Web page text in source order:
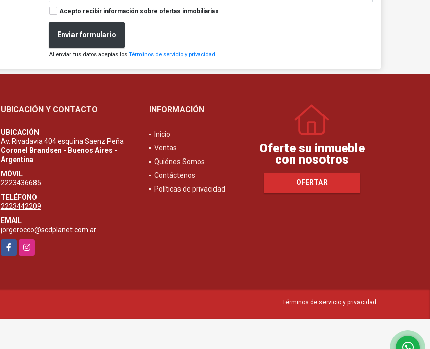
Acepto recibir información sobre ofertas inmobiliarias
Enviar formulario
Al enviar tus datos aceptas losTérminos de servicio y privacidad
UBICACIÓN Y CONTACTO
UBICACIÓN
Av. Rivadavia 404 esquina Saenz Peña
Coronel Brandsen - Buenos Aires -
Argentina
MÓVIL
2223436685
TELÉFONO
2223442209
EMAIL
jorgerocco@scdplanet.com.ar
FacebookInstagram
INFORMACIÓN
Inicio
Ventas
Quiénes Somos
Contáctenos
Políticas de privacidad
Oferte su inmueble
con nosotros
OFERTAR
Términos de servicio y privacidad